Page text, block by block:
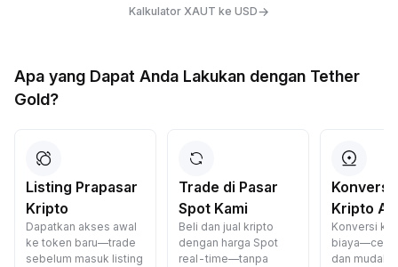
Kalkulator XAUT ke USD→
Apa yang Dapat Anda Lakukan dengan Tether
Gold?
Listing Prapasar
Kripto
Dapatkan akses awal
ke token baru—trade
sebelum masuk listing
Trade di Pasar
Spot Kami
Beli dan jual kripto
dengan harga Spot
real-time—tanpa
Kripto
Konversi
dan mudah.